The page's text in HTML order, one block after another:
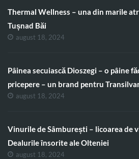
Thermal Wellness – una din marile
Tușnad Băi
august 18, 2024
Pâinea secuiască Dioszegi – o pâine
pricepere – un brand pentru
august 18, 2024
Vinurile de Sâmburești – licoarea de
Dealurile însorite ale Olteniei
august 18, 2024